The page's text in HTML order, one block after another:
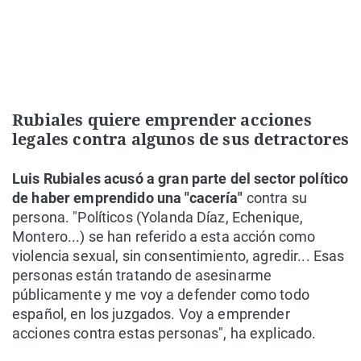
Rubiales quiere emprender acciones
legales contra algunos de sus detractores
Luis Rubiales acusó a gran parte del sector político
de haber emprendido una "cacería" contra su
persona. "Políticos (Yolanda Díaz, Echenique,
Montero...) se han referido a esta acción como
violencia sexual, sin consentimiento, agredir... Esas
personas están tratando de asesinarme
públicamente y me voy a defender como todo
español, en los juzgados. Voy a emprender
acciones contra estas personas", ha explicado.